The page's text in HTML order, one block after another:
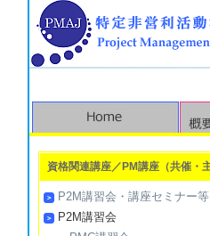
資格関連講座／PM講座（共催・主
P2M講習会・講座セミナー等
P2M講習会